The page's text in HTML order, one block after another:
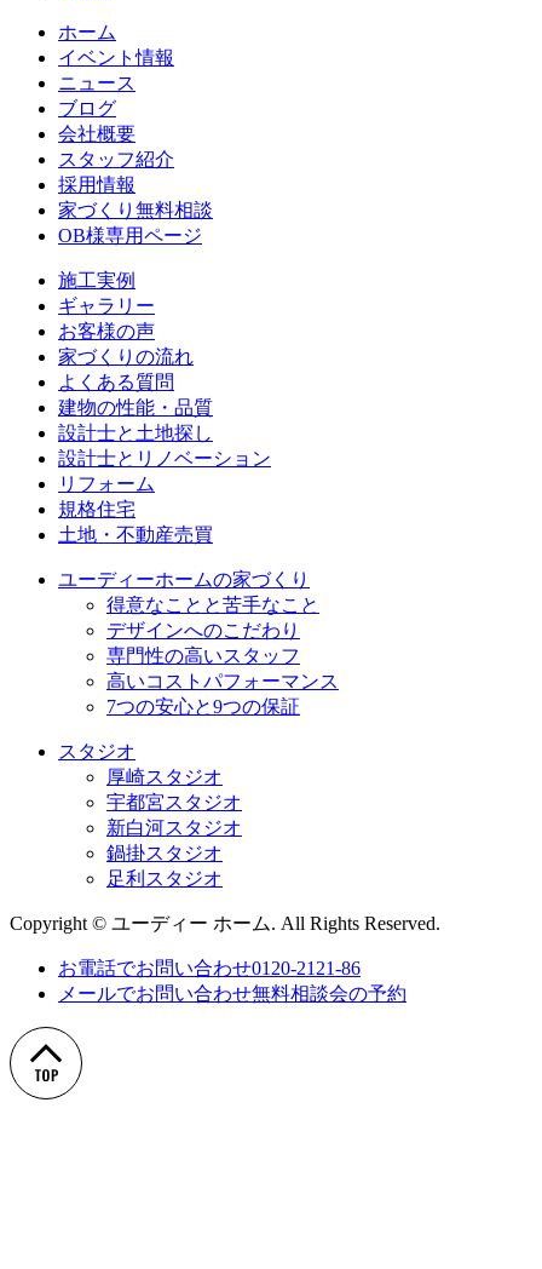
ホーム
イベント情報
ニュース
ブログ
会社概要
スタッフ紹介
採用情報
家づくり無料相談
OB様専用ページ
施⼯実例
ギャラリー
お客様の声
家づくりの流れ
よくある質問
建物の性能・品質
設計士と土地探し
設計士とリノベーション
リフォーム
規格住宅
⼟地・不動産売買
ユーディーホームの家づくり
得意なことと苦手なこと
デザインへのこだわり
専⾨性の高いスタッフ
高いコストパフォーマンス
7つの安⼼と9つの保証
スタジオ
厚崎スタジオ
宇都宮スタジオ
新白河スタジオ
鍋掛スタジオ
足利スタジオ
Copyright © ユーディー ホーム. All Rights Reserved.
お電話でお問い合わせ0120-2121-86
メールでお問い合わせ無料相談会の予約